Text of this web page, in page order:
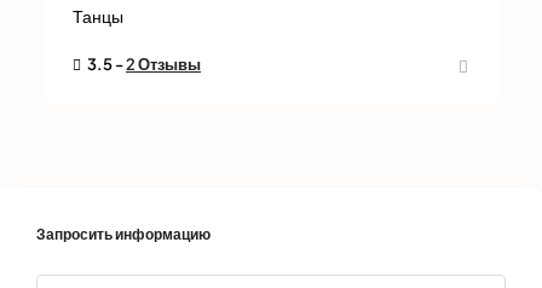
Танцы
3.5 -2 Отзывы
Запросить информацию